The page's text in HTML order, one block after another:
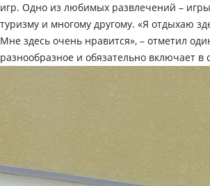
игр. Одно из любимых развлечений –
туризму и многому другому. «Я отдыхаю
Мне здесь очень нравится», – отметил
разнообразное и обязательно включает